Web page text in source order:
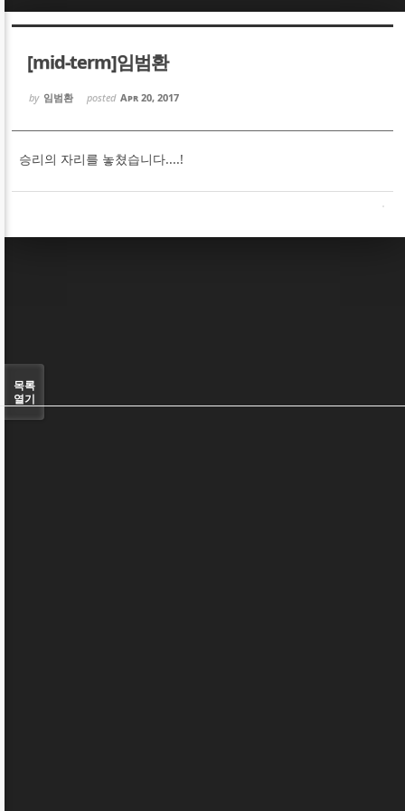
[mid-term]임범환
by 임범환 posted Apr 20, 2017
승리의 자리를 놓쳤습니다....!
목록
열기
Sketchbook5, 스케치북5
Sketchbook5, 스케치북5
Sketchbook5, 스케치북5
Sketchbook5, 스케치북5